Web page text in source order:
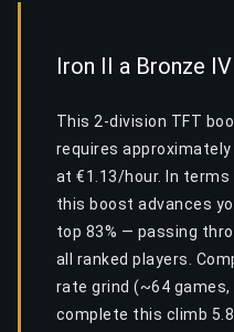
Iron II a Bronze
This 2-division TFT
requires
at €1.13/hour. In
this boost advances
top 83% — passing
all ranked players.
rate grind (~64
complete this climb